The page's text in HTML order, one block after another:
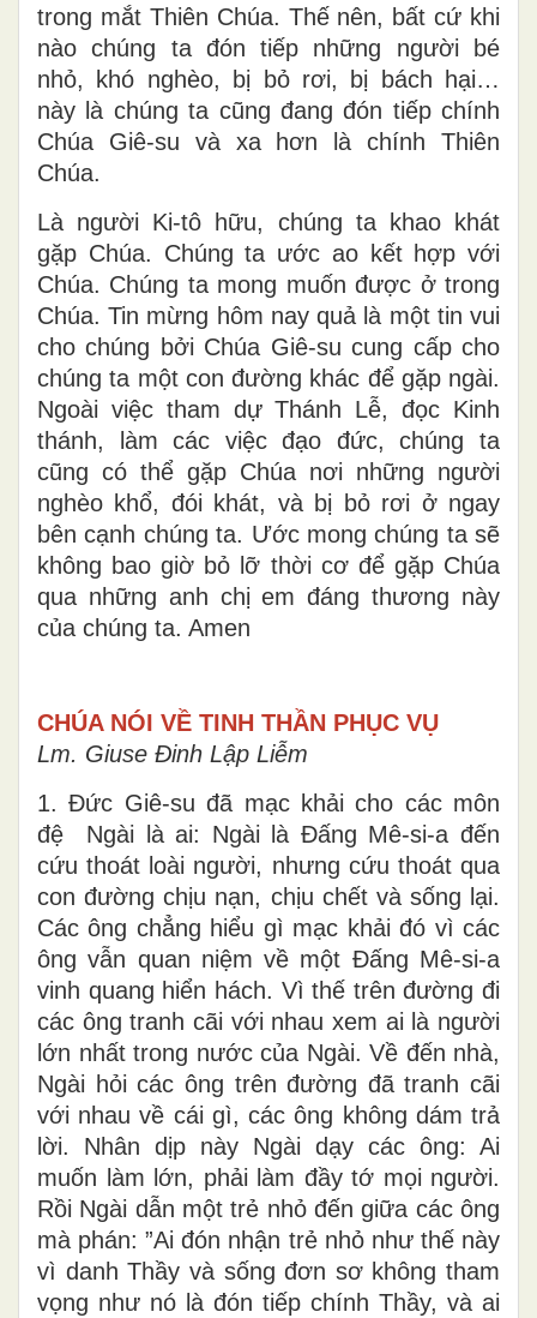
trong mắt Thiên Chúa. Thế nên, bất cứ khi
nào chúng ta đón tiếp những người bé
nhỏ, khó nghèo, bị bỏ rơi, bị bách hại…
này là chúng ta cũng đang đón tiếp chính
Chúa Giê-su và xa hơn là chính Thiên
Chúa.
Là người Ki-tô hữu, chúng ta khao khát
gặp Chúa. Chúng ta ước ao kết hợp với
Chúa. Chúng ta mong muốn được ở trong
Chúa. Tin mừng hôm nay quả là một tin vui
cho chúng bởi Chúa Giê-su cung cấp cho
chúng ta một con đường khác để gặp ngài.
Ngoài việc tham dự Thánh Lễ, đọc Kinh
thánh, làm các việc đạo đức, chúng ta
cũng có thể gặp Chúa nơi những người
nghèo khổ, đói khát, và bị bỏ rơi ở ngay
bên cạnh chúng ta. Ước mong chúng ta sẽ
không bao giờ bỏ lỡ thời cơ để gặp Chúa
qua những anh chị em đáng thương này
của chúng ta. Amen
CHÚA NÓI VỀ TINH THẦN PHỤC VỤ
Lm. Giuse Đinh Lập Liễm
1. Đức Giê-su đã mạc khải cho các môn
đệ Ngài là ai: Ngài là Đấng Mê-si-a đến
cứu thoát loài người, nhưng cứu thoát qua
con đường chịu nạn, chịu chết và sống lại.
Các ông chẳng hiểu gì mạc khải đó vì các
ông vẫn quan niệm về một Đấng Mê-si-a
vinh quang hiển hách. Vì thế trên đường đi
các ông tranh cãi với nhau xem ai là người
lớn nhất trong nước của Ngài. Về đến nhà,
Ngài hỏi các ông trên đường đã tranh cãi
với nhau về cái gì, các ông không dám trả
lời. Nhân dịp này Ngài dạy các ông: Ai
muốn làm lớn, phải làm đầy tớ mọi người.
Rồi Ngài dẫn một trẻ nhỏ đến giữa các ông
mà phán: ”Ai đón nhận trẻ nhỏ như thế này
vì danh Thầy và sống đơn sơ không tham
vọng như nó là đón tiếp chính Thầy, và ai